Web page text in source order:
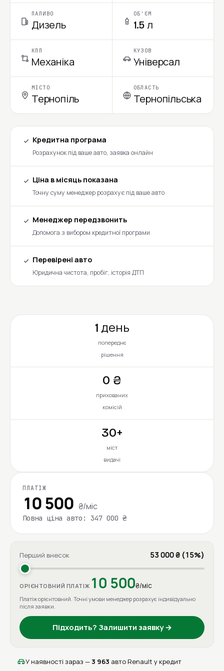
ПАЛИВО
Дизель
ОБ'ЄМ
1.5 л
КПП
Механіка
КУЗОВ
Універсал
МІСТО
Тернопіль
ОБЛАСТЬ
Тернопільська
Кредитна програма
Розрахунок під ваше авто, заявка онлайн
Ціна в місяць показана
Точну суму менеджер розрахує під ваше авто
Менеджер передзвонить
Допомога з вибором кредитної програми
Перевірені авто
Юридична чистота, пробіг, історія ДТП
1 день
попереднє
рішення
0 ₴
прихованих
комісій
30+
міст
видачі
ПЛАТІЖ
10 500 ₴/міс
Повна ціна авто: 347 000 ₴
Перший внесок 53 000 ₴ (15%)
ОРІЄНТОВНИЙ ПЛАТІЖ 10 500₴/міс
Платіж орієнтовний. Точні умови менеджер розрахує індивідуально
після заявки.
Підходить? Залишити заявку →
У наявності зараз — 3 963 авто Renault у кредит